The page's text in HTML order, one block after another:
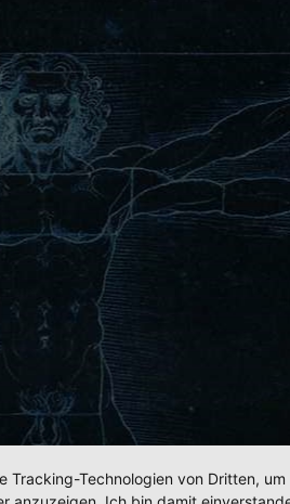
Tracking-Technologien von Dritten,